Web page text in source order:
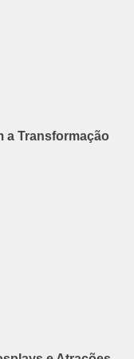
a Transformação